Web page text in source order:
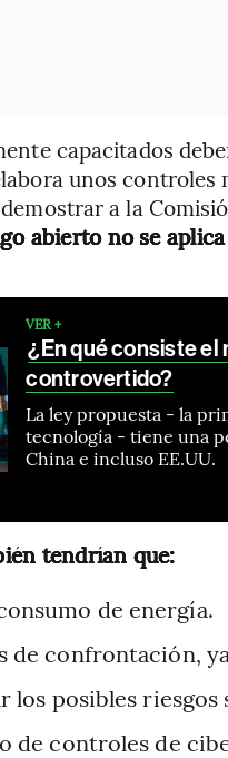
capacitados
unos
a la
abierto no se
VER +
¿En qué consiste el
controvertido?
La ley propuesta - la
tecnología - tiene una
China e incluso EE.UU.
tendrían que:
de energía.
de confrontación,
los posibles
de controles de